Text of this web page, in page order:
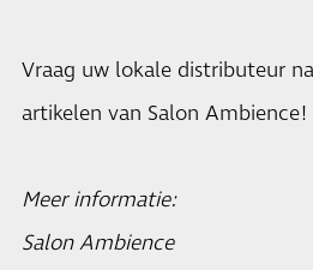
Vraag uw lokale distributeur
artikelen van Salon Ambience!
Meer informatie:
Salon Ambience